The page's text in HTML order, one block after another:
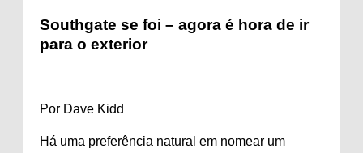
Southgate se foi – agora é hora de ir
para o exterior
Por Dave Kidd
Há uma preferência natural em nomear um